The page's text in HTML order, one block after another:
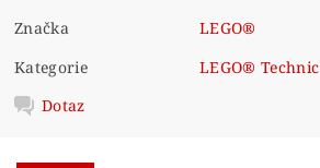
Značka
LEGO®
Kategorie
LEGO® Technic
Dotaz